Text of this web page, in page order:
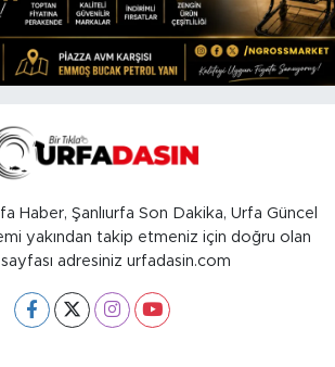
Haber, Şanlıurfa Son Dakika, Urfa Güncel
yakından takip etmeniz için doğru olan
adresiniz urfadasin.com